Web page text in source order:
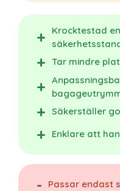
Krocktestad
Tar mindre
Säkerställer
Enklare att
Passar endast